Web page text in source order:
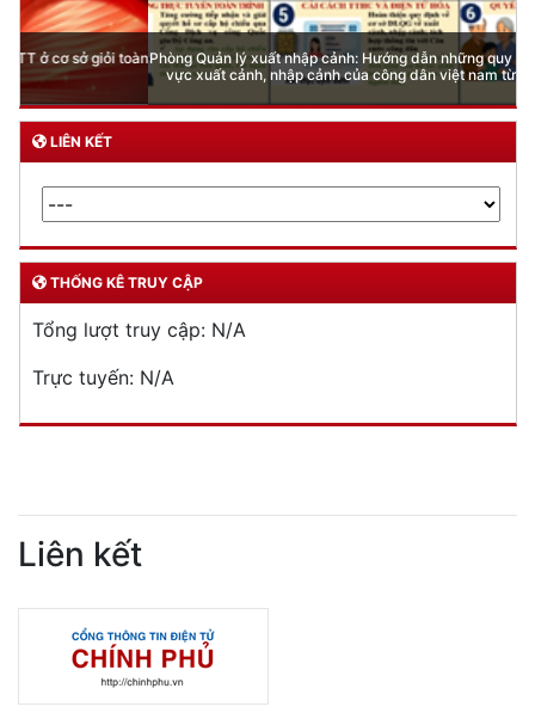
Phòng Quản lý xuất nhập cảnh: Hướng dẫn những quy định mới trong lĩnh
vực xuất cảnh, nhập cảnh của công dân việt nam từ ngày 01/7/2026
LIÊN KẾT
THỐNG KÊ TRUY CẬP
Tổng lượt truy cập: N/A
Trực tuyến: N/A
Liên kết